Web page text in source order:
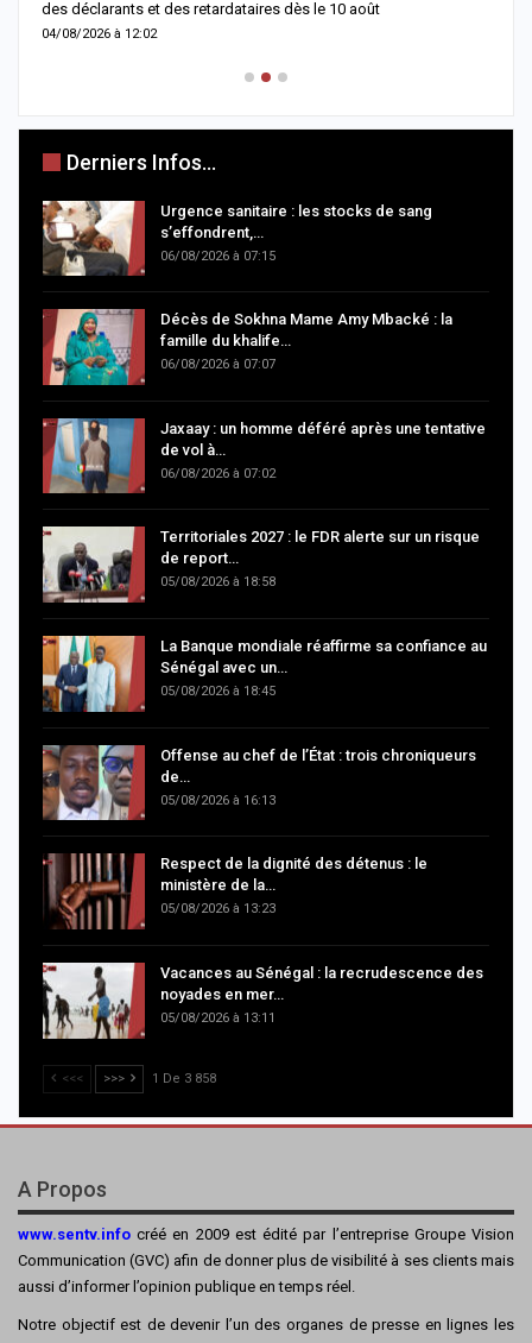
des déclarants et des retardataires dès le 10 août
04/08/2026 à 12:02
Derniers Infos...
Urgence sanitaire : les stocks de sang
s’effondrent,…
06/08/2026 à 07:15
Décès de Sokhna Mame Amy Mbacké : la
famille du khalife…
06/08/2026 à 07:07
Jaxaay : un homme déféré après une tentative
de vol à…
06/08/2026 à 07:02
Territoriales 2027 : le FDR alerte sur un risque
de report…
05/08/2026 à 18:58
La Banque mondiale réaffirme sa confiance au
Sénégal avec un…
05/08/2026 à 18:45
Offense au chef de l’État : trois chroniqueurs
de…
05/08/2026 à 16:13
Respect de la dignité des détenus : le
ministère de la…
05/08/2026 à 13:23
Vacances au Sénégal : la recrudescence des
noyades en mer…
05/08/2026 à 13:11
<<< >>> 1 De 3 858
A Propos
www.sentv.info créé en 2009 est édité par l’entreprise Groupe Vision
Communication (GVC) afin de donner plus de visibilité à ses clients mais
aussi d’informer l’opinion publique en temps réel.
Notre objectif est de devenir l’un des organes de presse en lignes les